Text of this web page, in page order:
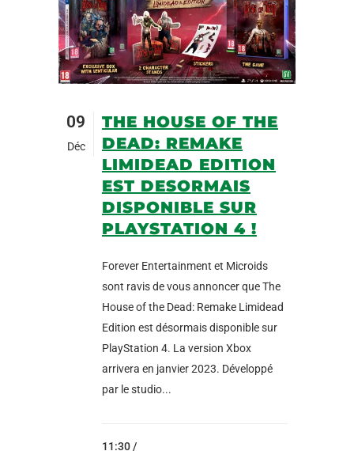
09
Déc
THE HOUSE OF THE
DEAD: REMAKE
LIMIDEAD EDITION
EST DESORMAIS
DISPONIBLE SUR
PLAYSTATION 4 !
Forever Entertainment et Microids
sont ravis de vous annoncer que The
House of the Dead: Remake Limidead
Edition est désormais disponible sur
PlayStation 4. La version Xbox
arrivera en janvier 2023. Développé
par le studio...
11:30 /